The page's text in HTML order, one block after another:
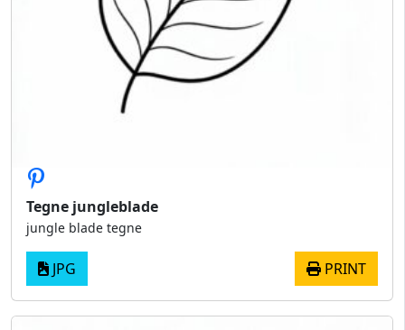
Tegne jungleblade
jungle blade tegne
JPG PRINT